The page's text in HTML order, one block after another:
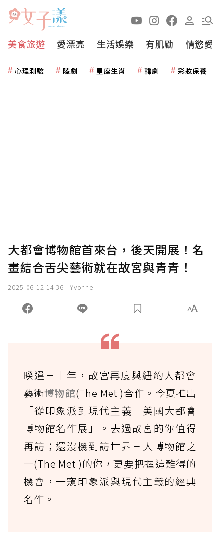
美食旅遊 愛漂亮 生活娛樂 有肌勵 情慾愛
心理測驗 陸劇 星座生肖 韓劇 彩妝保養
大都會博物館首來台，後天開展！名
畫結合舌尖藝術就在故宮與青青！
2025-06-12 14:36 Yvonne
睽違三十年，故宮再度與紐約大都會
藝術博物館(The Met )合作。今夏推出
「從印象派到現代主義—美國大都會
博物館名作展」。去過故宮的你值得
再訪；還沒機到訪世界三大博物館之
一(The Met )的你，更要把握這難得的
機會，一窺印象派與現代主義的經典
名作。